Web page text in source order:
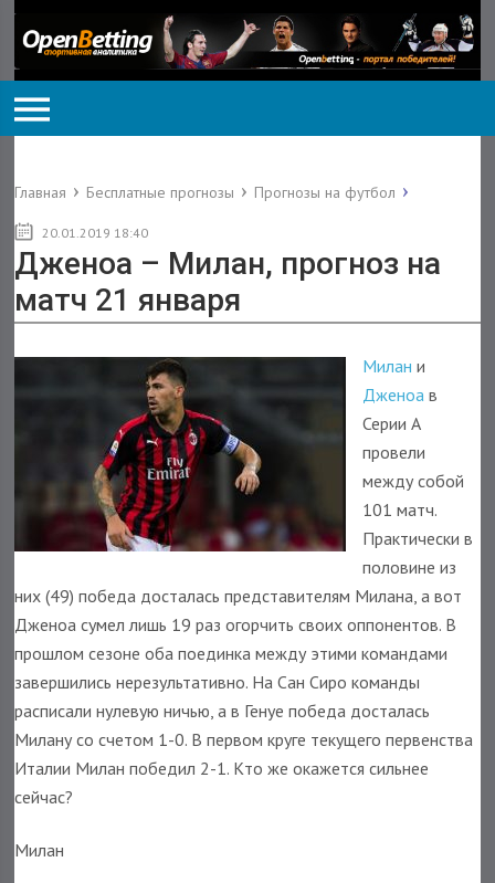
Главная Бесплатные прогнозы Прогнозы на футбол
20.01.2019 18:40
Дженоа – Милан, прогноз на
матч 21 января
Милан и
Дженоа в
Серии А
провели
между собой
101 матч.
Практически в
половине из
них (49) победа досталась представителям Милана, а вот
Дженоа сумел лишь 19 раз огорчить своих оппонентов. В
прошлом сезоне оба поединка между этими командами
завершились нерезультативно. На Сан Сиро команды
расписали нулевую ничью, а в Генуе победа досталась
Милану со счетом 1-0. В первом круге текущего первенства
Италии Милан победил 2-1. Кто же окажется сильнее
сейчас?
Милан